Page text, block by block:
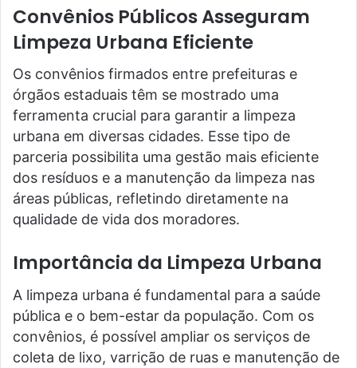
Convênios Públicos Asseguram
Limpeza Urbana Eficiente
Os convênios firmados entre prefeituras e
órgãos estaduais têm se mostrado uma
ferramenta crucial para garantir a limpeza
urbana em diversas cidades. Esse tipo de
parceria possibilita uma gestão mais eficiente
dos resíduos e a manutenção da limpeza nas
áreas públicas, refletindo diretamente na
qualidade de vida dos moradores.
Importância da Limpeza Urbana
A limpeza urbana é fundamental para a saúde
pública e o bem-estar da população. Com os
convênios, é possível ampliar os serviços de
coleta de lixo, varrição de ruas e manutenção de